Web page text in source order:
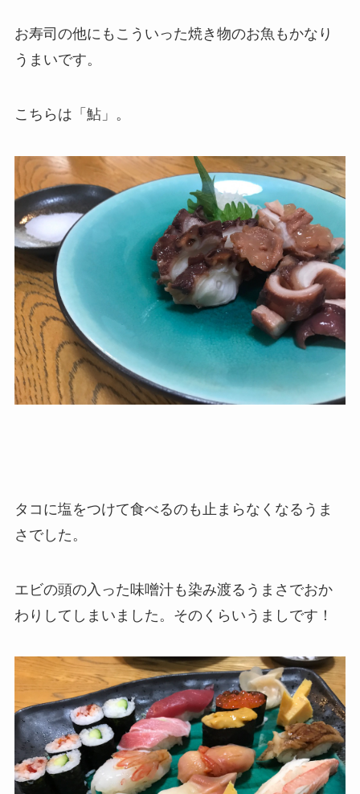
お寿司の他にもこういった焼き物のお魚もかなり
うまいです。
こちらは「鮎」。
タコに塩をつけて食べるのも止まらなくなるうま
さでした。
エビの頭の入った味噌汁も染み渡るうまさでおか
わりしてしまいました。そのくらいうましです！